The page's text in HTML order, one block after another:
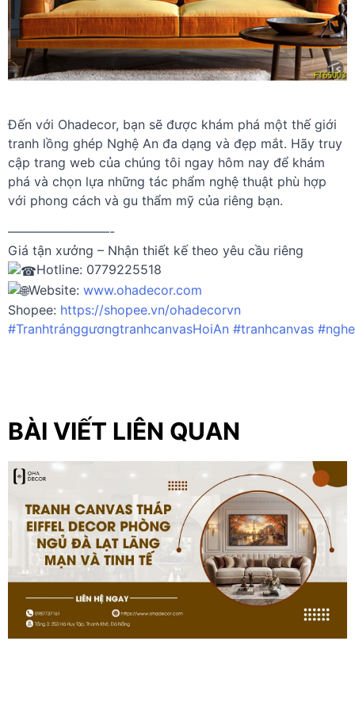
Đến với Ohadecor, bạn sẽ được khám phá một thế giới
tranh lồng ghép Nghệ An đa dạng và đẹp mắt. Hãy truy
cập trang web của chúng tôi ngay hôm nay để khám
phá và chọn lựa những tác phẩm nghệ thuật phù hợp
với phong cách và gu thẩm mỹ của riêng bạn.
————————-
Giá tận xưởng – Nhận thiết kế theo yêu cầu riêng
Hotline: 0779225518
Website: www.ohadecor.com
Shopee: https://shopee.vn/ohadecorvn
#TranhtránggươngtranhcanvasHoiAn #tranhcanvas
BÀI VIẾT LIÊN QUAN